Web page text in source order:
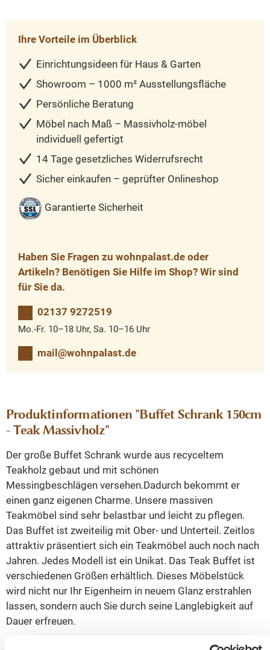
Ihre Vorteile im Überblick
Einrichtungsideen für Haus & Garten
Showroom – 1000 m² Ausstellungsfläche
Persönliche Beratung
Möbel nach Maß – Massivholz-möbel
individuell gefertigt
14 Tage gesetzliches Widerrufsrecht
Sicher einkaufen – geprüfter Onlineshop
Garantierte Sicherheit
Haben Sie Fragen zu wohnpalast.de oder
Artikeln? Benötigen Sie Hilfe im Shop? Wir sind
für Sie da.
02137 9272519
Mo.-Fr. 10–18 Uhr, Sa. 10–16 Uhr
mail@wohnpalast.de
Produktinformationen "Buffet Schrank 150cm
- Teak Massivholz"
Der große Buffet Schrank wurde aus recyceltem
Teakholz gebaut und mit schönen
Messingbeschlägen versehen.Dadurch bekommt er
einen ganz eigenen Charme. Unsere massiven
Teakmöbel sind sehr belastbar und leicht zu pflegen.
Das Buffet ist zweiteilig mit Ober- und Unterteil. Zeitlos
attraktiv präsentiert sich ein Teakmöbel auch noch nach
Jahren. Jedes Modell ist ein Unikat. Das Teak Buffet ist
verschiedenen Größen erhältlich. Dieses Möbelstück
wird nicht nur Ihr Eigenheim in neuem Glanz erstrahlen
lassen, sondern auch Sie durch seine Langlebigkeit auf
Dauer erfreuen.